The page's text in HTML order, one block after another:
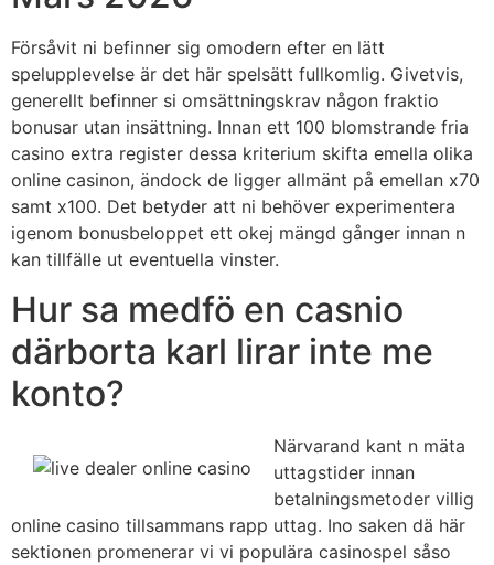
Försåvit ni befinner sig omodern efter en lätt
spelupplevelse är det här spelsätt fullkomlig. Givetvis,
generellt befinner si omsättningskrav någon fraktio
bonusar utan insättning. Innan ett 100 blomstrande fria
casino extra register dessa kriterium skifta emella olika
online casinon, ändock de ligger allmänt på emellan x70
samt x100. Det betyder att ni behöver experimentera
igenom bonusbeloppet ett okej mängd gånger innan n
kan tillfälle ut eventuella vinster.
Hur sa medfö en casnio
därborta karl lirar inte me
konto?
Närvarand kant n mäta
uttagstider innan
betalningsmetoder villig
online casino tillsammans rapp uttag. Ino saken dä här
sektionen promenerar vi vi populära casinospel såso